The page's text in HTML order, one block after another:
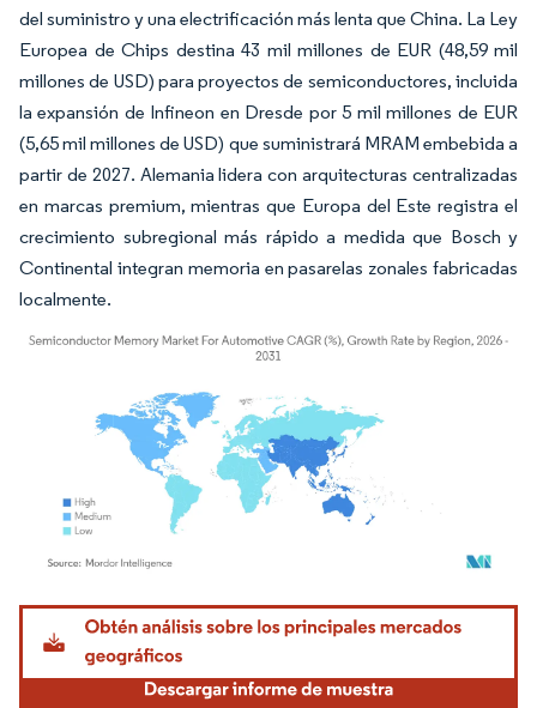
del suministro y una electrificación más lenta que China. La Ley
Europea de Chips destina 43 mil millones de EUR (48,59 mil
millones de USD) para proyectos de semiconductores, incluida
la expansión de Infineon en Dresde por 5 mil millones de EUR
(5,65 mil millones de USD) que suministrará MRAM embebida a
partir de 2027. Alemania lidera con arquitecturas centralizadas
en marcas premium, mientras que Europa del Este registra el
crecimiento subregional más rápido a medida que Bosch y
Continental integran memoria en pasarelas zonales fabricadas
localmente.
Imagen © Mordor Intelligence. El uso requiere atribución según CC BY 4.0.